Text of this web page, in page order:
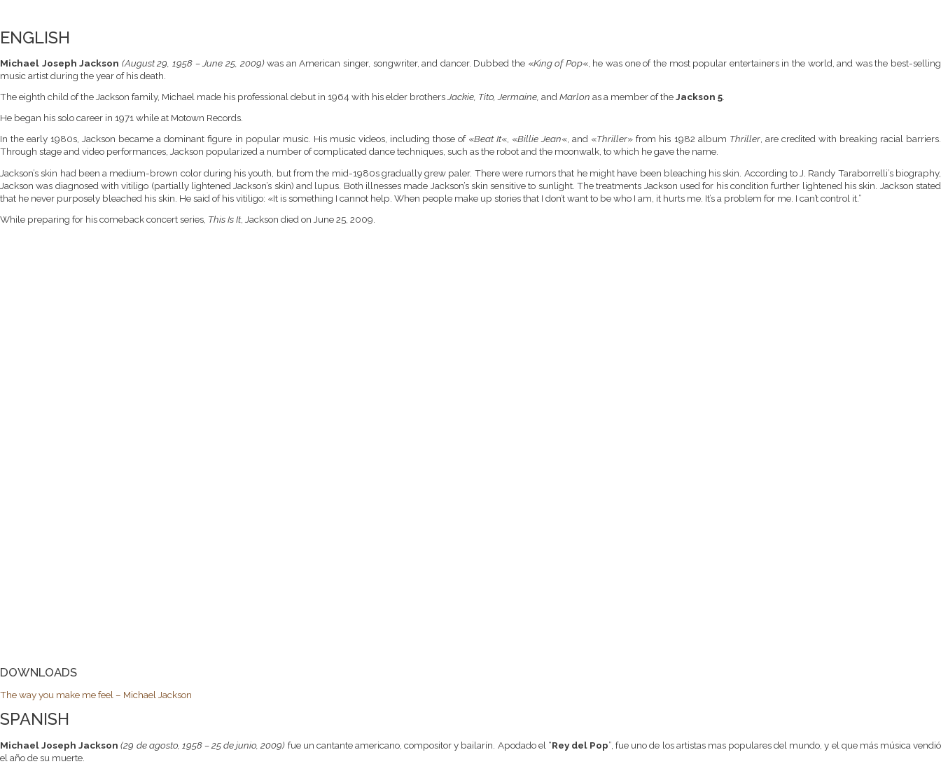
ENGLISH
Michael Joseph Jackson (August 29, 1958 – June 25, 2009)was an American singer, songwriter, and dancer. Dubbed the «King of Pop«, he was one of the most popular entertainers in the world, and was the best-selling
music artist during the year of his death.
The eighth child of the Jackson family, Michael made his professional debut in 1964 with his elder brothersJackie, Tito, Jermaine, andMarlon as a member of theJackson 5.
He began his solo career in 1971 while at Motown Records.
In the early 1980s, Jackson became a dominant figure in popular music. His music videos, including those of «Beat It«, «Billie Jean«, and «Thriller» from his 1982 album Thriller, are credited with breaking racial barriers.
Through stage and video performances, Jackson popularized a number of complicated dance techniques, such as the robot and the moonwalk, to which he gave the name.
Jackson’s skin had been a medium-brown color during his youth, but from the mid-1980s gradually grew paler. There were rumors that he might have been bleaching his skin. According to J. Randy Taraborrelli’s biography,
Jackson was diagnosed with vitiligo (partially lightened Jackson’s skin) and lupus. Both illnesses made Jackson’s skin sensitive to sunlight. The treatments Jackson used for his condition further lightened his skin. Jackson stated
that he never purposely bleached his skin. He said of his vitiligo: «It is something I cannot help. When people make up stories that I don’t want to be who I am, it hurts me. It’s a problem for me. I can’t control it.”
While preparing for his comeback concert series, This Is It, Jackson died on June 25, 2009.
DOWNLOADS
The way you make me feel – Michael Jackson
SPANISH
Michael Joseph Jackson (29 de agosto, 1958 – 25 de junio, 2009) fue un cantante americano, compositor y bailarín. Apodado el “Rey del Pop”, fue uno de los artistas mas populares del mundo, y el que más música vendió
el año de su muerte.